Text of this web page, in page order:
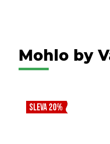
Mohlo by
SLEVA 20%